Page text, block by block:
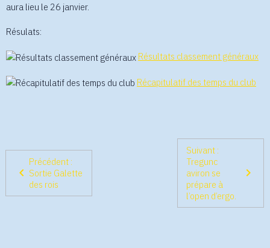
aura lieu le 26 janvier.
Résulats:
Résultats classement généraux
Récapitulatif des temps du club
Précédent :
Sortie Galette
des rois
Suivant :
Tregunc
aviron se
prépare à
l’open d’ergo.